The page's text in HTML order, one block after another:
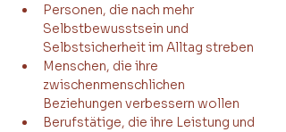
Personen, die nach mehr
Selbstbewusstsein und
Selbstsicherheit im Alltag streben
Menschen, die ihre
zwischenmenschlichen
Beziehungen verbessern wollen
Berufstätige, die ihre Leistung und